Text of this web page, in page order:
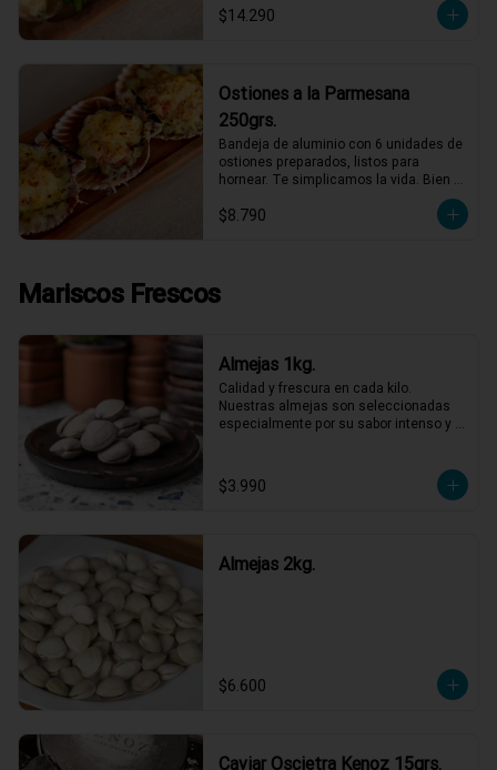
$14.290
Ostiones a la Parmesana
250grs.
Bandeja de aluminio con 6 unidades de
ostiones preparados, listos para
hornear. Te simplicamos la vida. Bien
minutos y servir.
$8.790
Mariscos Frescos
Almejas 1kg.
Calidad y frescura en cada kilo.
Nuestras almejas son seleccionadas
especialmente por su sabor intenso y
No necesitas más para disfrutar de un
sabor marino auténtico y refrescante.
$3.990
Almejas 2kg.
$6.600
Caviar Oscietra Kenoz 15grs.